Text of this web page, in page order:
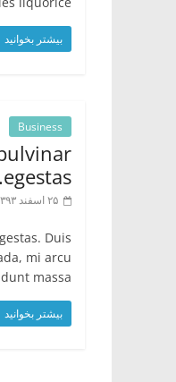
بیشتر بخوانید
Business
egestas.
۲۵ اسفند ۱۳۹۳
Duis
mi arcu
massa
بیشتر بخوانید